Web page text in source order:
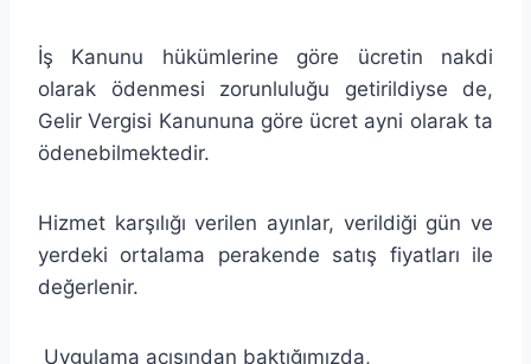
İş Kanunu hükümlerine göre ücretin nakdi
olarak ödenmesi zorunluluğu getirildiyse de,
Gelir Vergisi Kanununa göre ücret ayni olarak ta
ödenebilmektedir.
Hizmet karşılığı verilen ayınlar, verildiği gün ve
yerdeki ortalama perakende satış fiyatları ile
değerlenir.
Uygulama açısından baktığımızda,